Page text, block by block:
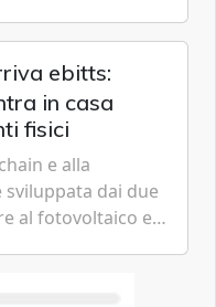
Zuckerberg.
ebitts:
in casa
fisici
e alla
dai due
al fotovoltaico e